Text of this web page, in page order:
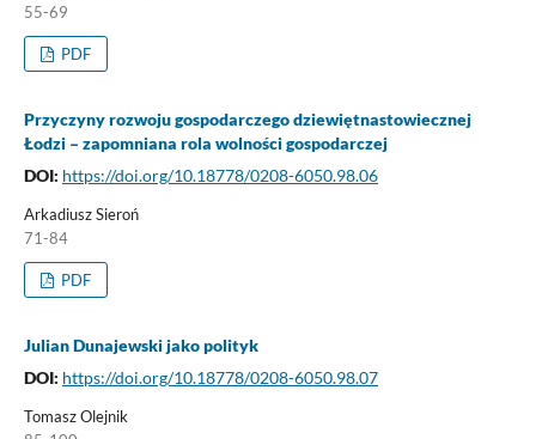
55-69
PDF
Przyczyny rozwoju gospodarczego dziewiętnastowiecznej
Łodzi – zapomniana rola wolności gospodarczej
DOI: https://doi.org/10.18778/0208-6050.98.06
Arkadiusz Sieroń
71-84
PDF
Julian Dunajewski jako polityk
DOI: https://doi.org/10.18778/0208-6050.98.07
Tomasz Olejnik